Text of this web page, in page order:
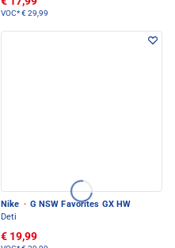
VOC*€ 29,99
Nike · G NSW Favorites GX HW
Deti
€ 19,99